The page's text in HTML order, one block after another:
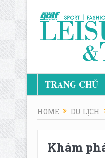
TRANG CHỦ
HOME DU LỊCH
Khám